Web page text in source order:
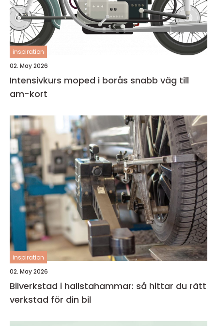
inspiration
02. May 2026
Intensivkurs moped i borås snabb väg till
am-kort
inspiration
02. May 2026
Bilverkstad i hallstahammar: så hittar du rätt
verkstad för din bil